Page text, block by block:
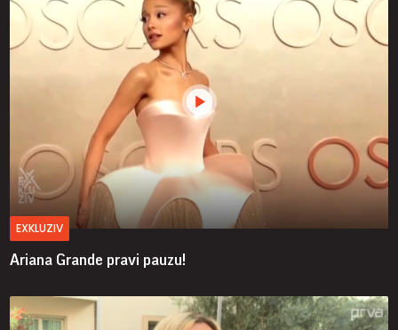
EXKLUZIV
Ariana Grande pravi pauzu!